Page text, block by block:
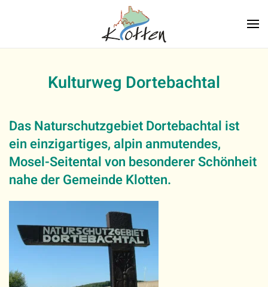
Zum Hauptinhalt springen
Kulturweg Dortebachtal
Das Naturschutzgebiet Dortebachtal ist
ein einzigartiges, alpin anmutendes,
Mosel-Seitental von besonderer Schönheit
nahe der Gemeinde Klotten.